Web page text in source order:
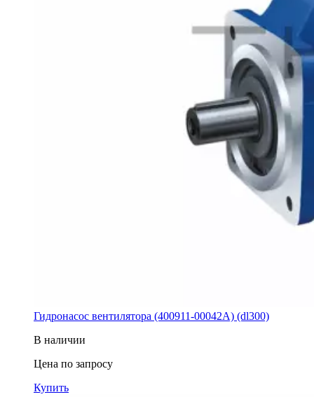
Гидронасос вентилятора (400911-00042A) (dl300)
В наличии
Цена по запросу
Купить